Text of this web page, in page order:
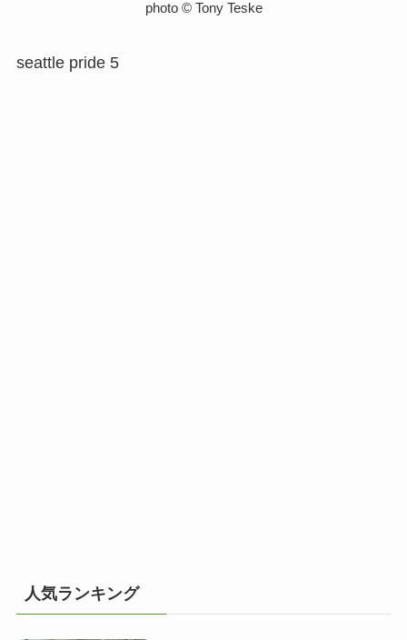
photo ©︎ Tony Teske
seattle pride 5
人気ランキング